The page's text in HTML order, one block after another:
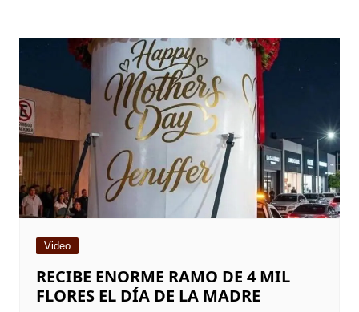
Video
RECIBE ENORME RAMO DE 4 MIL
FLORES EL DÍA DE LA MADRE